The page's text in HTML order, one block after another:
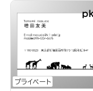
プライベート